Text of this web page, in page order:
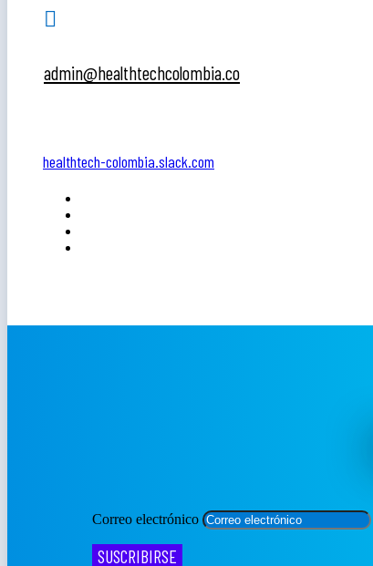

admin@healthtechcolombia.co
healthtech-colombia.slack.com
Correo electrónico
SUSCRIBIRSE